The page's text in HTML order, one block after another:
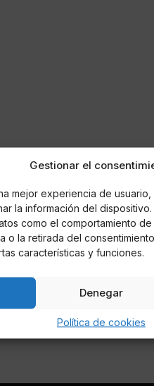
Gestionar el
mejor experiencia de
la información del
como el comportamiento
o la retirada del
características y funciones.
Denegar
Política de cookies